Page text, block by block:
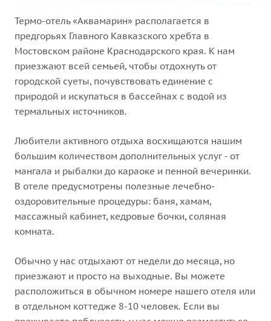
Термо-отель «Аквамарин» располагается в
предгорьях Главного Кавказского хребта в
Мостовском районе Краснодарского края. К нам
приезжают всей семьей, чтобы отдохнуть от
городской суеты, почувствовать единение с
природой и искупаться в бассейнах с водой из
термальных источников.
Любители активного отдыха восхищаются нашим
большим количеством дополнительных услуг - от
мангала и рыбалки до караоке и пенной вечеринки.
В отеле предусмотрены полезные лечебно-
оздоровительные процедуры: баня, хамам,
массажный кабинет, кедровые бочки, соляная
комната.
Обычно у нас отдыхают от недели до месяца, но
приезжают и просто на выходные. Вы можете
расположиться в обычном номере нашего отеля или
в отдельном коттедже 8-10 человек. Если вы